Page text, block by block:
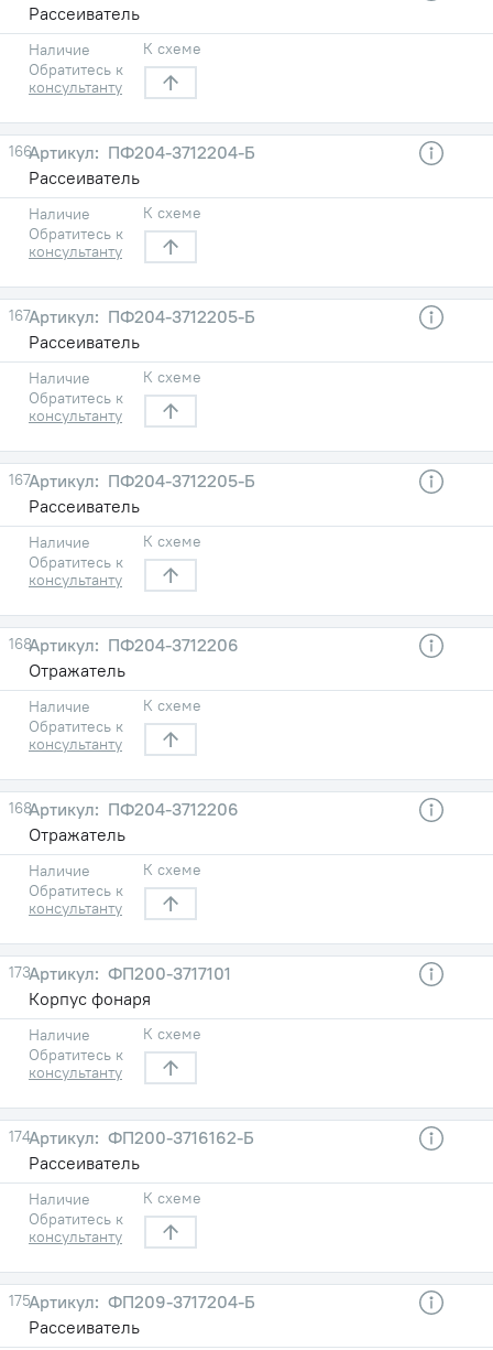
Рассеиватель
Наличие
Обратитесь к
консультанту
К схеме
166
ПФ204-3712204-Б
Рассеиватель
Наличие
Обратитесь к
консультанту
К схеме
167
ПФ204-3712205-Б
Рассеиватель
Наличие
Обратитесь к
консультанту
К схеме
167
ПФ204-3712205-Б
Рассеиватель
Наличие
Обратитесь к
консультанту
К схеме
168
ПФ204-3712206
Отражатель
Наличие
Обратитесь к
консультанту
К схеме
168
ПФ204-3712206
Отражатель
Наличие
Обратитесь к
консультанту
К схеме
173
ФП200-3717101
Корпус фонаря
Наличие
Обратитесь к
консультанту
К схеме
174
ФП200-3716162-Б
Рассеиватель
Наличие
Обратитесь к
консультанту
К схеме
175
ФП209-3717204-Б
Рассеиватель